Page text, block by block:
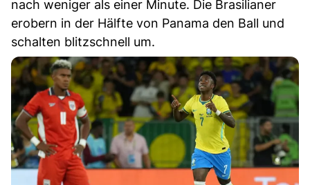
nach weniger als einer Minute. Die Brasilianer
erobern in der Hälfte von Panama den Ball und
schalten blitzschnell um.